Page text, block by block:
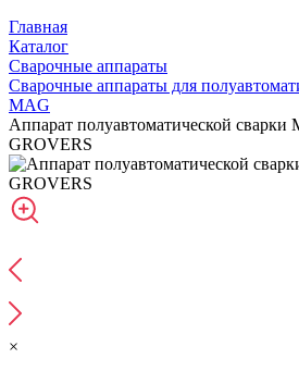
Главная
Каталог
Сварочные аппараты
Сварочные аппараты для
MAG
Аппарат полуавтоматической
GROVERS
×